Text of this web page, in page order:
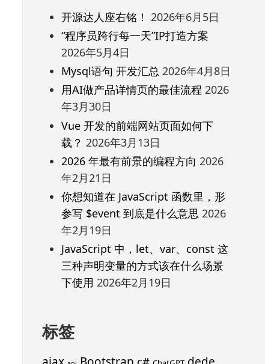
开源达人座右铭！ 2026年6月5日
“程序员跨行每一天”IP打造方案
2026年5月4日
Mysql语句 开发汇总 2026年4月8日
用AI做产品详情页的最佳流程 2026
年3月30日
Vue 开发的前端网站页面如何下
载？ 2026年3月13日
2026 年最有前景的编程方向 2026
年2月21日
你想知道在 JavaScript 函数里，形
参写 $event 到底是什么意思 2026
年2月19日
JavaScript 中，let、var、const 这
三种声明变量的方式该在什么场景
下使用 2026年2月19日
标签